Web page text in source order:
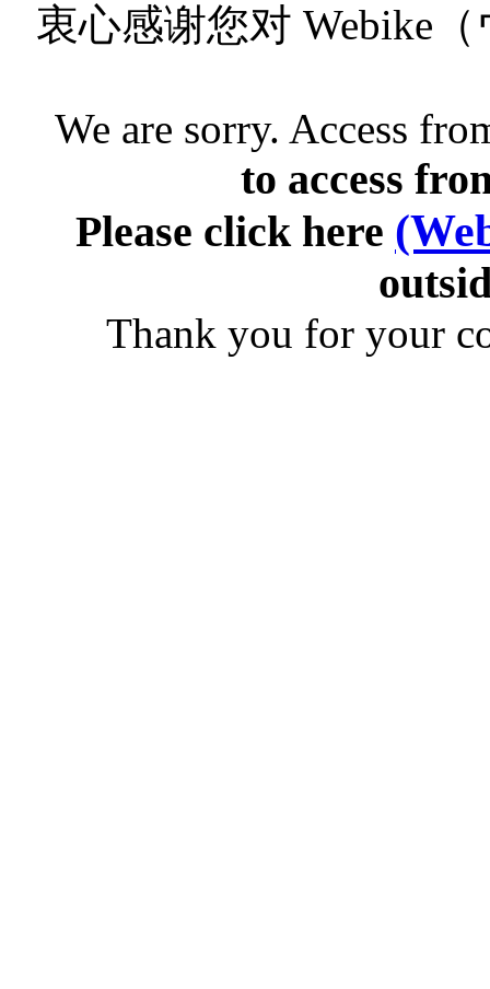
衷心感谢您对 Webike
We are sorry. Access
to access
Please click here
Thank you for your